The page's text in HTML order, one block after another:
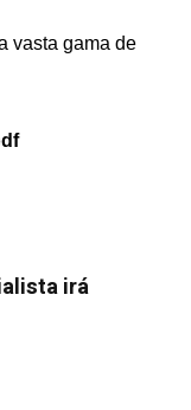
vasta gama de
irá